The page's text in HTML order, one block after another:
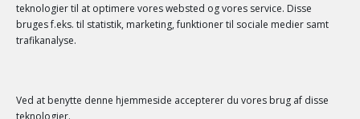
teknologier til at optimere vores websted og vores service. Disse
bruges f.eks. til statistik, marketing, funktioner til sociale medier samt
trafikanalyse.
Ved at benytte denne hjemmeside accepterer du vores brug af disse
teknologier.
SERVICE